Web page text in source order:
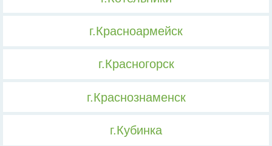
г.Красноармейск
г.Красногорск
г.Краснознаменск
г.Кубинка